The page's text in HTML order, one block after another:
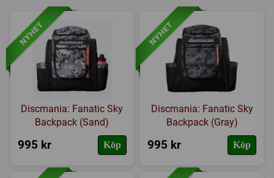
Discmania: Fanatic Sky
Backpack (Sand)
995 kr Köp
Discmania: Fanatic Sky
Backpack (Gray)
995 kr Köp